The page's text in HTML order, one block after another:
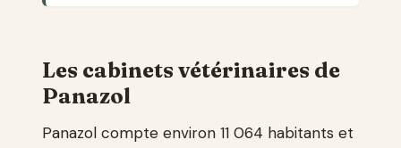
Les cabinets vétérinaires de
Panazol
Panazol compte environ 11 064 habitants et